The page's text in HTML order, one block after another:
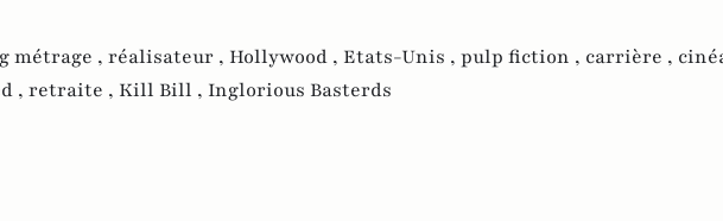
métrage , réalisateur , Hollywood , Etats-Unis , pulp fiction , carrière ,
, retraite , Kill Bill , Inglorious Basterds